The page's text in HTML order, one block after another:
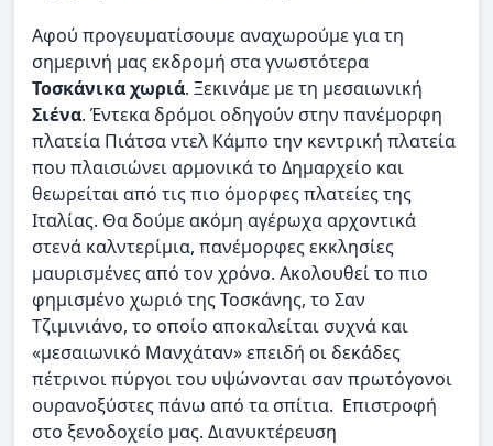
Αφού προγευματίσουμε αναχωρούμε για τη
σημερινή μας εκδρομή στα γνωστότερα
Τοσκάνικα χωριά. Ξεκινάμε με τη μεσαιωνική
Σιένα. Έντεκα δρόμοι οδηγούν στην πανέμορφη
πλατεία Πιάτσα ντελ Κάμπο την κεντρική πλατεία
που πλαισιώνει αρμονικά το Δημαρχείο και
θεωρείται από τις πιο όμορφες πλατείες της
Ιταλίας. Θα δούμε ακόμη αγέρωχα αρχοντικά
στενά καλντερίμια, πανέμορφες εκκλησίες
μαυρισμένες από τον χρόνο. Ακολουθεί το πιο
φημισμένο χωριό της Τοσκάνης, το Σαν
Τζιμινιάνο, το οποίο αποκαλείται συχνά και
«μεσαιωνικό Μανχάταν» επειδή οι δεκάδες
πέτρινοι πύργοι του υψώνονται σαν πρωτόγονοι
ουρανοξύστες πάνω από τα σπίτια. Επιστροφή
στο ξενοδοχείο μας. Διανυκτέρευση